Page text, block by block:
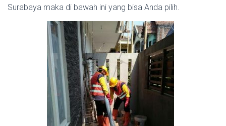
Surabaya maka di bawah ini yang bisa Anda pilih.